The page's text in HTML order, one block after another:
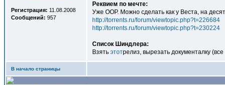
Регистрация: 11.08.2008
Сообщений: 957
Реквием по мечте:
Уже ООР. Можно сделать как у Веста, на
http://torrents.ru/forum/viewtopic.php?t=226684
http://torrents.ru/forum/viewtopic.php?t=230224
Список Шиндлера:
Взять этотрелиз, вырезать документалку
В начало страницы